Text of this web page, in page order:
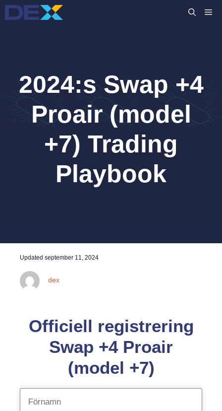
Hoppa
till
2024:s Swap +4
Proair (model
+7) Trading
Playbook
Updated september 11, 2024
dex
Officiell registrering
Swap +4 Proair
(model +7)